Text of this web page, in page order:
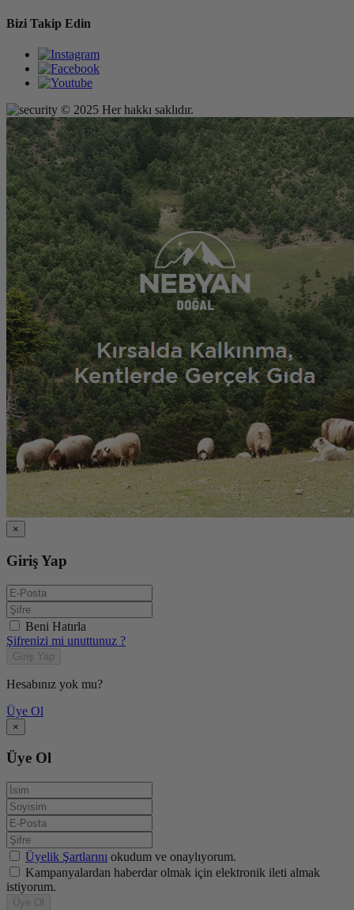
Bizi Takip Edin
© 2025 Her hakkı saklıdır.
×
Giriş Yap
Beni Hatırla
Şifrenizi mi unuttunuz ?
Giriş Yap
Hesabınız yok mu?
Üye Ol
×
Üye Ol
Üyelik Şartlarını okudum ve onaylıyorum.
Kampanyalardan haberdar olmak için elektronik ileti almak
istiyorum.
Üye Ol